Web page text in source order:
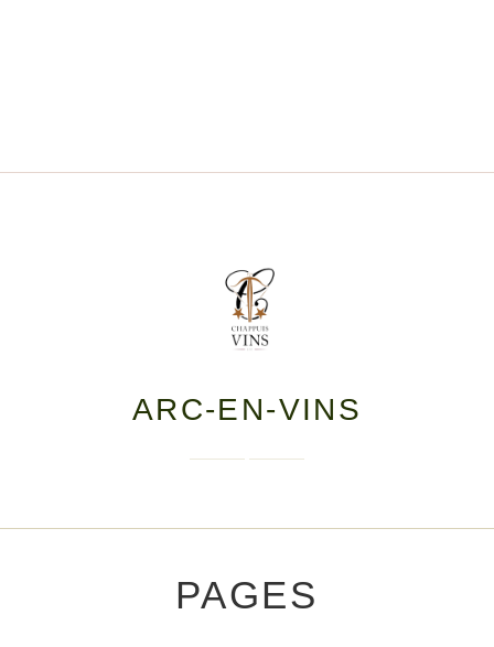
ARC-EN-VINS
PAGES